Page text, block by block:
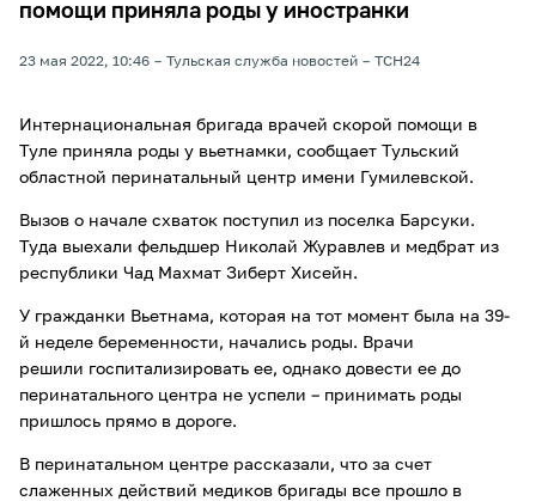
помощи приняла роды у иностранки
23 мая 2022, 10:46 Тульская служба новостей ТСН24
Интернациональная бригада врачей скорой помощи в
Туле приняла роды у вьетнамки, сообщает Тульский
областной перинатальный центр имени Гумилевской.
Вызов о начале схваток поступил из поселка Барсуки.
Туда выехали фельдшер Николай Журавлев и медбрат из
республики Чад Махмат Зиберт Хисейн.
У гражданки Вьетнама, которая на тот момент была на 39-
й неделе беременности, начались роды. Врачи
решили госпитализировать ее, однако довести ее до
перинатального центра не успели – принимать роды
пришлось прямо в дороге.
В перинатальном центре рассказали, что за счет
слаженных действий медиков бригады все прошло в